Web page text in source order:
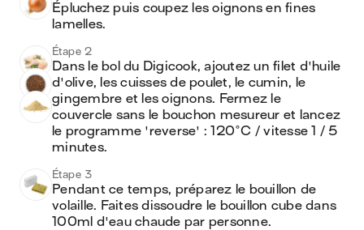
Épluchez puis coupez les oignons en fines
lamelles.
Étape 2
Dans le bol du Digicook, ajoutez un filet d'huile
d'olive, les cuisses de poulet, le cumin, le
gingembre et les oignons. Fermez le
couvercle sans le bouchon mesureur et lancez
le programme 'reverse' : 120°C / vitesse 1 / 5
minutes.
Étape 3
Pendant ce temps, préparez le bouillon de
volaille. Faites dissoudre le bouillon cube dans
100ml d'eau chaude par personne.